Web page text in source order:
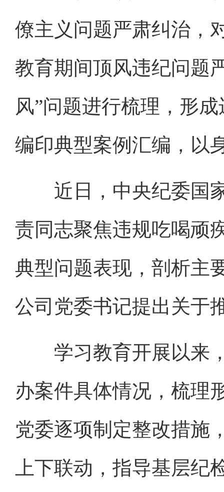
僚主义问题严肃纠治，
教育期间顶风违纪问题
风”问题进行梳理，形
编印典型案例汇编，以
近日，中央纪委国家
责同志聚焦违规吃喝顽
典型问题表现，剖析主
公司党委书记提出关于
学习教育开展以来，
办案件具体情况，梳理
党委逐项制定整改措施
上下联动，指导基层